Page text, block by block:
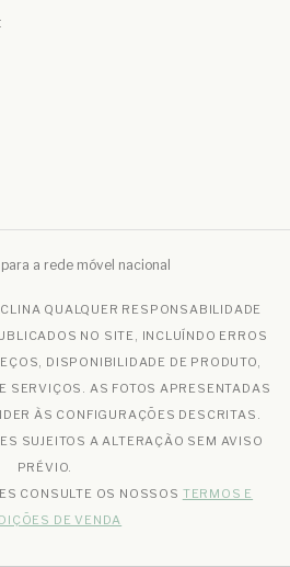
a rede móvel nacional
QUALQUER RESPONSABILIDADE
NO SITE, INCLUÍNDO ERROS
DISPONIBILIDADE DE PRODUTO,
SERVIÇOS. AS FOTOS APRESENTADAS
ÀS CONFIGURAÇÕES DESCRITAS.
SUJEITOS A ALTERAÇÃO SEM AVISO
PRÉVIO.
CONSULTE OS NOSSOS TERMOS E
DE VENDA